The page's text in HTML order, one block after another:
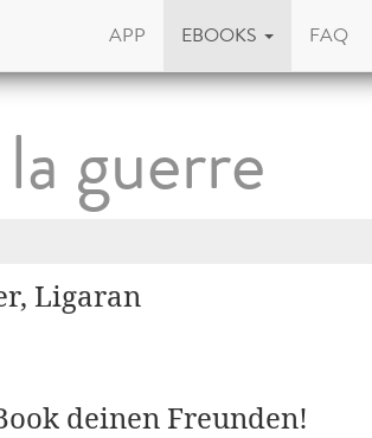
APP EBOOKS FAQ
guerre
Ligaran
deinen Freunden!